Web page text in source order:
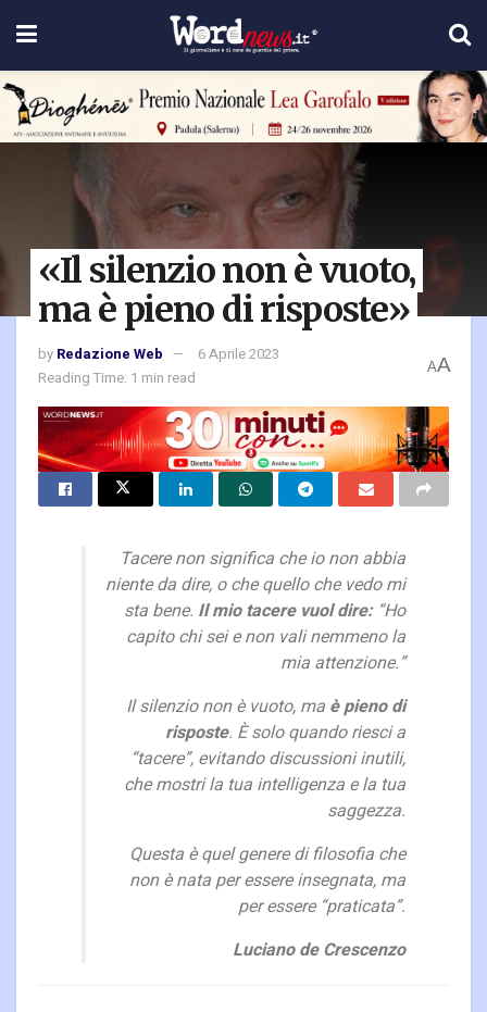
«Il silenzio non è vuoto,
ma è pieno di risposte»
by Redazione Web
6 Aprile 2023
Reading Time: 1 min read
AA
Tacere non significa che io non abbia
niente da dire, o che quello che vedo mi
sta bene. Il mio tacere vuol dire:“Ho
capito chi sei e non vali nemmeno la
mia attenzione.”
Il silenzio non è vuoto, ma è pieno di
risposte. È solo quando riesci a
“tacere”, evitando discussioni inutili,
che mostri la tua intelligenza e la tua
saggezza.
Questa è quel genere di filosofia che
non è nata per essere insegnata, ma
per essere “praticata”.
Luciano de Crescenzo